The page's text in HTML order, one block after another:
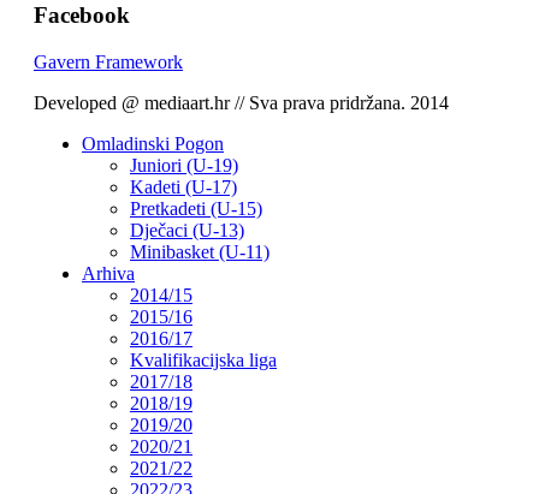
Facebook
Gavern Framework
Developed @ mediaart.hr // Sva prava pridržana. 2014
Omladinski Pogon
Juniori (U-19)
Kadeti (U-17)
Pretkadeti (U-15)
Dječaci (U-13)
Minibasket (U-11)
Arhiva
2014/15
2015/16
2016/17
Kvalifikacijska liga
2017/18
2018/19
2019/20
2020/21
2021/22
2022/23